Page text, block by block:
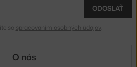
ODOSLAŤ
so spracovaním osobných údajov.
O nás